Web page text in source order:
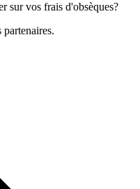
sur vos frais d'obsèques?
partenaires.